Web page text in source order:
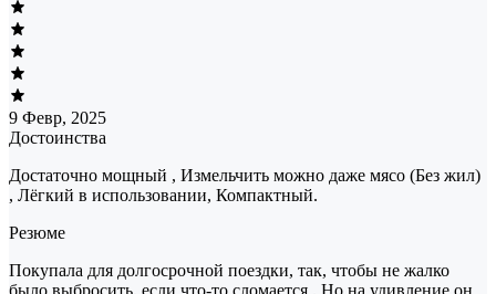
9 Февр, 2025
Достоинства
Достаточно мощный , Измельчить можно даже мясо (Без жил)
, Лёгкий в использовании, Компактный.
Резюме
Покупала для долгосрочной поездки, так, чтобы не жалко
было выбросить, если что-то сломается . Но на удивление он